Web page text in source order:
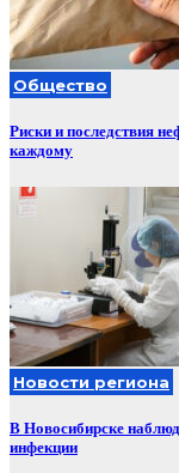
Общество
Риски и последствия
каждому
Новости региона
В Новосибирске
инфекции